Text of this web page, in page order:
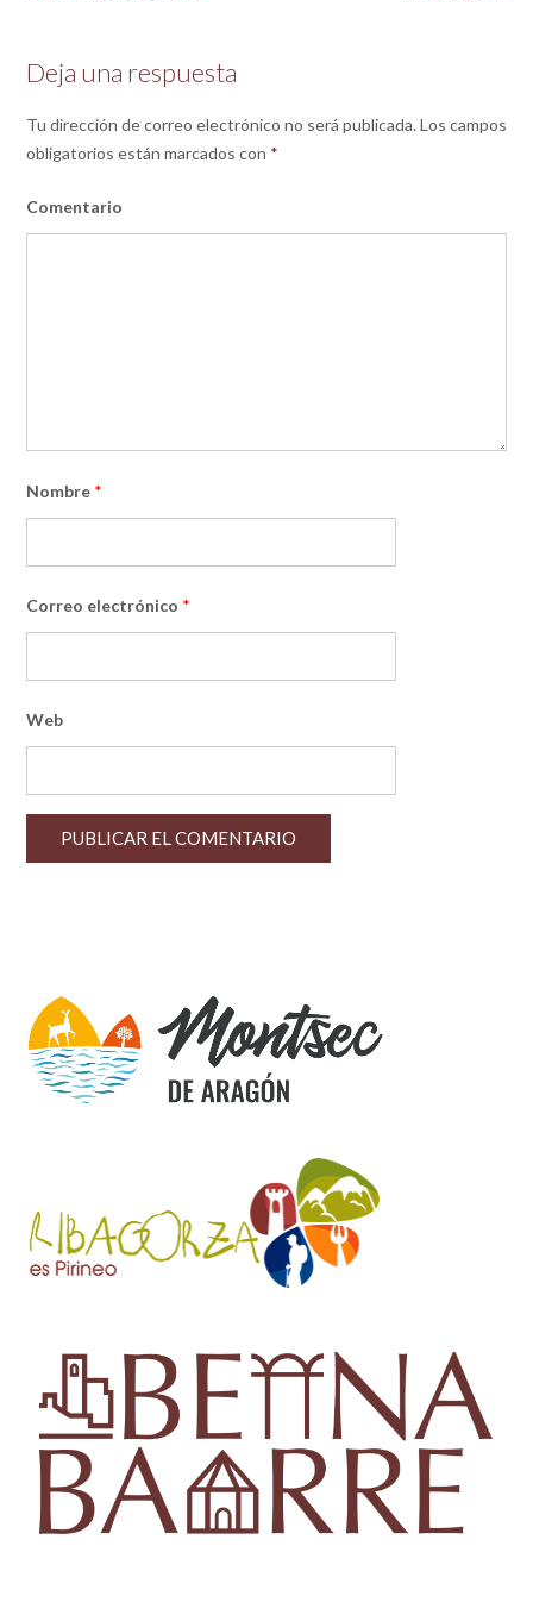
Deja una respuesta
Tu dirección de correo electrónico no será publicada. Los campos
obligatorios están marcados con *
Comentario
Nombre *
Correo electrónico *
Web